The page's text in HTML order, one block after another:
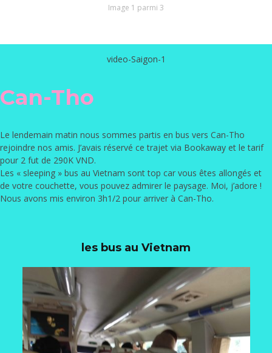
Image 1 parmi 3
video-Saigon-1
Can-Tho
Le lendemain matin nous sommes partis en bus vers Can-Tho
rejoindre nos amis. J’avais réservé ce trajet via Bookaway et le tarif
pour 2 fut de 290K VND.
Les « sleeping » bus au Vietnam sont top car vous êtes allongés et
de votre couchette, vous pouvez admirer le paysage. Moi, j’adore !
Nous avons mis environ 3h1/2 pour arriver à Can-Tho.
les bus au Vietnam